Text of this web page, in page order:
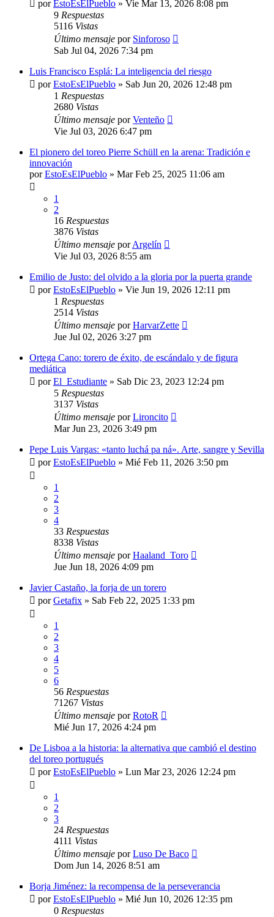
porEstoEsElPueblo » Vie Mar 13, 2026 8:08 pm
9 Respuestas
5116 Vistas
Último mensaje por Sinforoso
Sab Jul 04, 2026 7:34 pm
Luis Francisco Esplá: La inteligencia del riesgo
porEstoEsElPueblo » Sab Jun 20, 2026 12:48 pm
1 Respuestas
2680 Vistas
Último mensaje porVenteño
Vie Jul 03, 2026 6:47 pm
El pionero del toreo Pierre Schüll en la arena: Tradición e
innovación
porEstoEsElPueblo » Mar Feb 25, 2025 11:06 am
1
2
16 Respuestas
3876 Vistas
Último mensaje porArgelín
Vie Jul 03, 2026 8:55 am
Emilio de Justo: del olvido a la gloria por la puerta grande
porEstoEsElPueblo » Vie Jun 19, 2026 12:11 pm
1 Respuestas
2514 Vistas
Último mensaje porHarvarZette
Jue Jul 02, 2026 3:27 pm
Ortega Cano: torero de éxito, de escándalo y de figura
mediática
porEl_Estudiante » Sab Dic 23, 2023 12:24 pm
5 Respuestas
3137 Vistas
Último mensaje porLironcito
Mar Jun 23, 2026 3:49 pm
Pepe Luis Vargas: «tanto luchá pa ná». Arte, sangre y Sevilla
porEstoEsElPueblo » Mié Feb 11, 2026 3:50 pm
1
2
3
4
33 Respuestas
8338 Vistas
Último mensaje porHaaland_Toro
Jue Jun 18, 2026 4:09 pm
Javier Castaño, la forja de un torero
porGetafix » Sab Feb 22, 2025 1:33 pm
1
2
3
4
5
6
56 Respuestas
71267 Vistas
Último mensaje porRotoR
Mié Jun 17, 2026 4:24 pm
De Lisboa a la historia: la alternativa que cambió el destino
del toreo portugués
porEstoEsElPueblo » Lun Mar 23, 2026 12:24 pm
1
2
3
24 Respuestas
4111 Vistas
Último mensaje porLuso De Baco
Dom Jun 14, 2026 8:51 am
Borja Jiménez: la recompensa de la perseverancia
porEstoEsElPueblo » Mié Jun 10, 2026 12:35 pm
0 Respuestas